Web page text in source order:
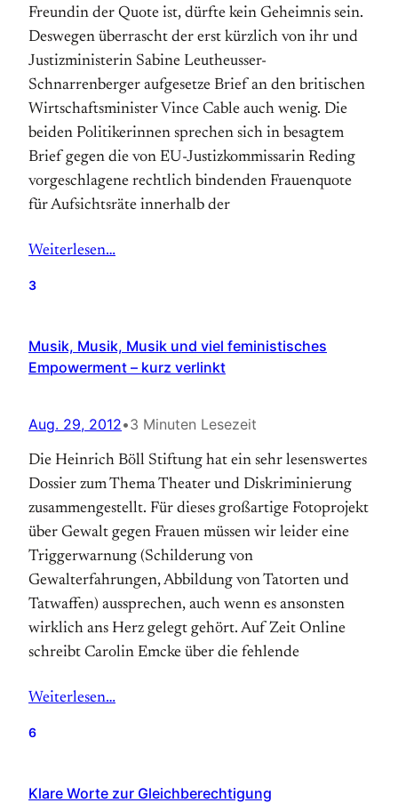
Freundin der Quote ist, dürfte kein Geheimnis sein.
Deswegen überrascht der erst kürzlich von ihr und
Justizministerin Sabine Leutheusser-
Schnarrenberger aufgesetze Brief an den britischen
Wirt­schafts­minister Vince Cable auch wenig. Die
beiden Politiker­innen sprechen sich in be­sagtem
Brief gegen die von EU-Justizkommissarin Reding
vor­ge­schlagene recht­lich bindenden Frauen­quote
für Aufsichts­räte innerhalb der
Weiterlesen…
3
Musik, Musik, Musik und viel feministisches
Empowerment – kurz verlinkt
Aug. 29, 2012•3 Minuten Lesezeit
Die Heinrich Böll Stiftung hat ein sehr lesenswertes
Dossier zum Thema Theater und Diskriminierung
zusammengestellt. Für dieses großartige Fotoprojekt
über Gewalt gegen Frauen müssen wir leider eine
Triggerwarnung (Schilderung von
Gewalterfahrungen, Abbildung von Tatorten und
Tatwaffen) aussprechen, auch wenn es ansonsten
wirklich ans Herz gelegt gehört. Auf Zeit Online
schreibt Carolin Emcke über die fehlende
Weiterlesen…
6
Klare Worte zur Gleichberechtigung